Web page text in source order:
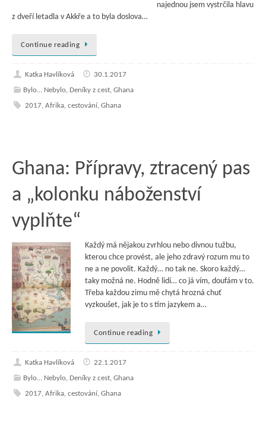
najednou jsem vystrčila hlavu
z dveří letadla v Akkře a to byla doslova…
Continue reading
Katka Havlíková
30.1.2017
Bylo... Nebylo, Deníky z cest, Ghana
2017, Afrika, cestování, Ghana
Ghana: Přípravy, ztracený pas
a „kolonku náboženství
vyplňte“
Každý má nějakou zvrhlou nebo divnou tužbu,
kterou chce provést, ale jeho zdravý rozum mu to
ne a ne povolit. Každý… no tak ne. Skoro každý…
taky možná ne. Hodně lidí… co já vím, doufám v to.
Třeba každou zimu mě chytá hrozná chuť
vyzkoušet, jak je to s tím jazykem a…
Continue reading
Katka Havlíková
22.1.2017
Bylo... Nebylo, Deníky z cest, Ghana
2017, Afrika, cestování, Ghana